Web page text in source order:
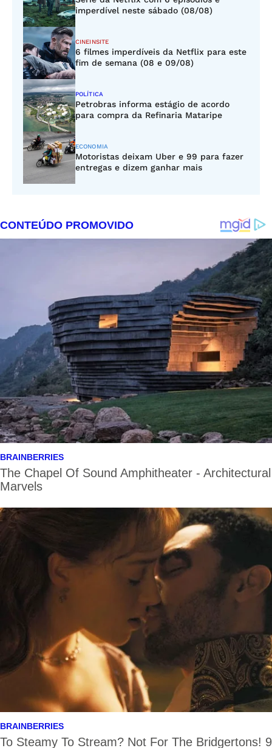
imperdível neste sábado (08/08)
CINEINSITE
6 filmes imperdíveis da Netflix para este
fim de semana (08 e 09/08)
POLÍTICA
Petrobras informa estágio de acordo
para compra da Refinaria Mataripe
ECONOMIA
Motoristas deixam Uber e 99 para fazer
entregas e dizem ganhar mais